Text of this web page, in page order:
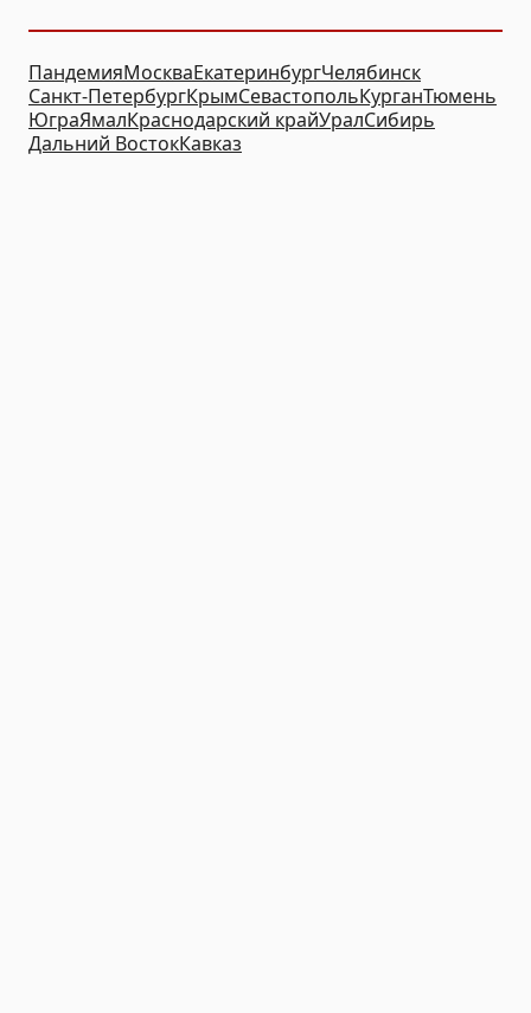
ПандемияМоскваЕкатеринбургЧелябинск
Санкт-ПетербургКрымСевастопольКурганТюмень
ЮграЯмалКраснодарский крайУралСибирь
Дальний ВостокКавказ